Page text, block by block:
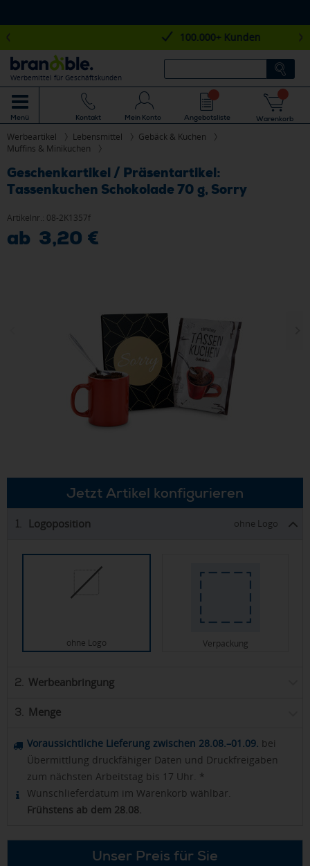
100.000+ Kunden
Werbemittel für Geschäftskunden
Menü Kontakt Mein Konto Angebotsliste Warenkorb
Werbeartikel Lebensmittel
Gebäck & Kuchen
Muffins & Minikuchen
Geschenkartikel / Präsentartikel:
Tassenkuchen Schokolade 70 g, Sorry
Artikelnr.: 08-2K1357f
ab 3,20 €
Jetzt Artikel konfigurieren
1. Logoposition ohne Logo
ohne Logo Verpackung
2. Werbeanbringung
3. Menge
Voraussichtliche Lieferung zwischen 28.08.–01.09. bei
Übermittlung druckfähiger Daten und Druckfreigaben
zum nächsten Arbeitstag bis 17 Uhr. *
Wunschlieferdatum im Warenkorb wählbar.
Frühstens ab dem 28.08.
Unser Preis für Sie